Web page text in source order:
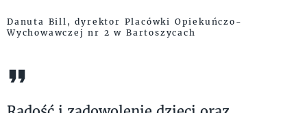
Danuta Bill, dyrektor Placówki Opiekuńczo-
Wychowawczej nr 2 w Bartoszycach